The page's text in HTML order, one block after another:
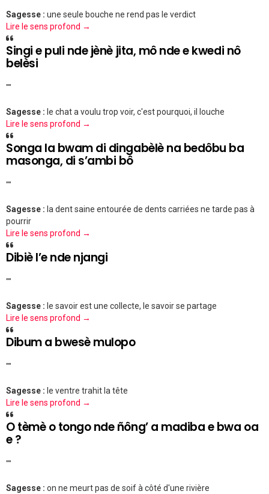
Sagesse : une seule bouche ne rend pas le verdict
Lire le sens profond →
Singi e puli nde jènè jita, mô nde e kwedi nô
belèsi
""
Sagesse : le chat a voulu trop voir, c'est pourquoi, il louche
Lire le sens profond →
Songa la bwam di dingabèlè na bedôbu ba
masonga, di s’ambi bô
""
Sagesse : la dent saine entourée de dents carriées ne tarde pas à
pourrir
Lire le sens profond →
Dibiè l’e nde njangi
""
Sagesse : le savoir est une collecte, le savoir se partage
Lire le sens profond →
Dibum a bwesè mulopo
""
Sagesse : le ventre trahit la tête
Lire le sens profond →
O tèmè o tongo nde ñông’ a madiba e bwa oa
e ?
""
Sagesse : on ne meurt pas de soif à côté d'une rivière